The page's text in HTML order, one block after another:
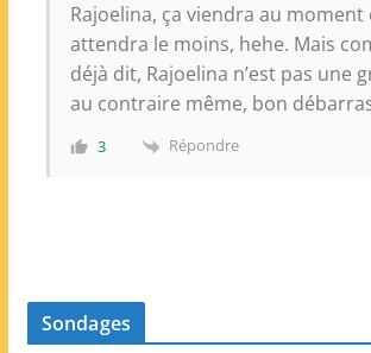
Rajoelina, ça viendra au moment
attendra le moins, hehe. Mais
déjà dit, Rajoelina n’est pas une
au contraire même, bon
3 Répondre
Sondages